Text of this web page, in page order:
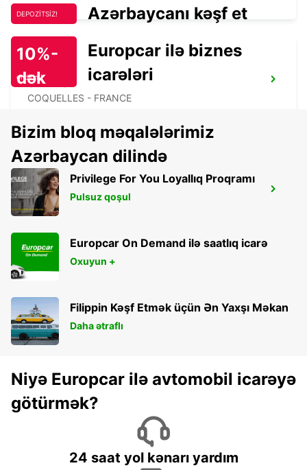
CALAIS
COQUELLES - FRANCE
CALAIS GARE TGV FRETHUN MEET
GREET
FRETHUN - FRANCE
DEPOZİTSİZ! Azərbaycanı kəşf et
10%-
dək
endirim!
Europcar ilə biznes
icarələri
Bizim bloq məqalələrimiz
Azərbaycan dilində
Privilege For You Loyallıq Proqramı
Pulsuz qoşul
Europcar On Demand ilə saatlıq icarə
Oxuyun +
Filippin Kəşf Etmək üçün Ən Yaxşı Məkan
Daha ətraflı
Niyə Europcar ilə avtomobil icarəyə
götürmək?
24 saat yol kənarı yardım